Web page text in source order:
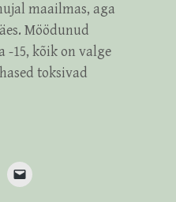
maailmas, aga
Möödunud
-15, kõik on valge
toksivad